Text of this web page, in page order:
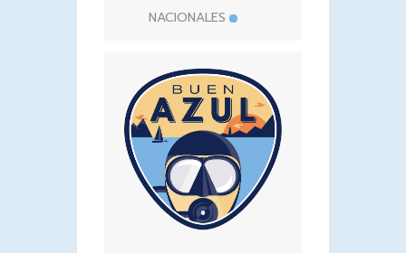
NACIONALES